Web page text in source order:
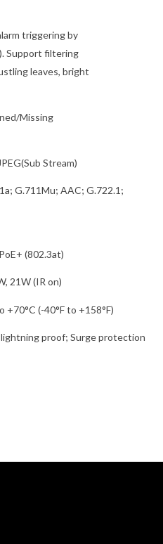
triggering by
Support filtering
leaves, bright
Missing
Stream)
G.711Mu; AAC; G.722.1;
(802.3at)
21W (IR on)
+70°C (-40°F to +158°F)
proof; Surge protection